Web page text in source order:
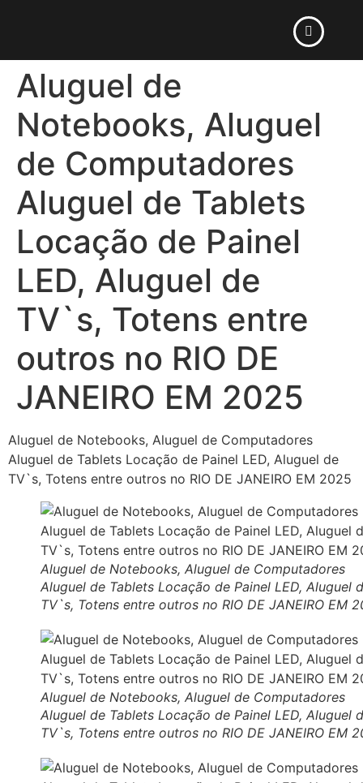
Aluguel de
Notebooks, Aluguel
de Computadores
Aluguel de Tablets
Locação de Painel
LED, Aluguel de
TV`s, Totens entre
outros no RIO DE
JANEIRO EM 2025
Aluguel de Notebooks, Aluguel de Computadores
Aluguel de Tablets Locação de Painel LED, Aluguel de
TV`s, Totens entre outros no RIO DE JANEIRO EM 2025
Aluguel de Notebooks, Aluguel de Computadores
Aluguel de Tablets Locação de Painel LED, Aluguel
TV`s, Totens entre outros no RIO DE JANEIRO EM
Aluguel de Notebooks, Aluguel de Computadores
Aluguel de Tablets Locação de Painel LED, Aluguel
TV`s, Totens entre outros no RIO DE JANEIRO EM